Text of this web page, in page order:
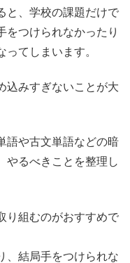
と、学校の課題だけで
をつけられなかったり
てしまいます。
込みすぎないことが大
語や古文単語などの暗
やるべきことを整理し
り組むのがおすすめで
、結局手をつけられな